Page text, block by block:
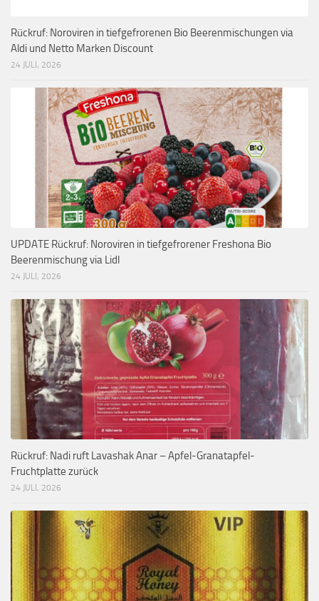
Rückruf: Noroviren in tiefgefrorenen Bio Beerenmischungen via
Aldi und Netto Marken Discount
24 JULI, 2026
UPDATE Rückruf: Noroviren in tiefgefrorener Freshona Bio
Beerenmischung via Lidl
24 JULI, 2026
Rückruf: Nadi ruft Lavashak Anar – Apfel-Granatapfel-
Fruchtplatte zurück
24 JULI, 2026